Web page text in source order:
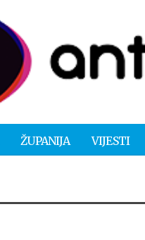
ŽUPANIJA VIJESTI